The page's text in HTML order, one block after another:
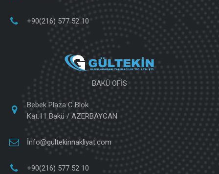
+90(216) 577 52 10
BAKÜ OFİS
Bebek Plaza C Blok
Kat:11 Bakü / AZERBAYCAN
İnfo@gultekinnakliyat.com
+90(216) 577 52 10